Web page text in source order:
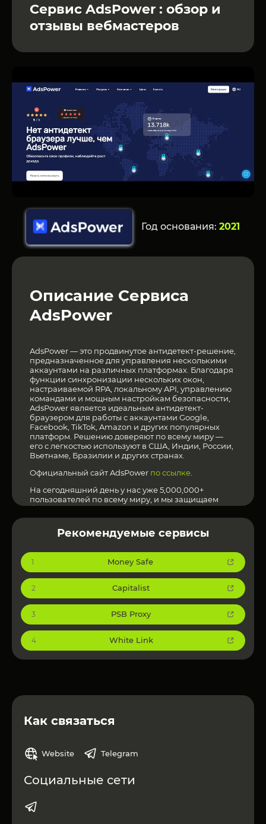
Сервис AdsPower : обзор и
отзывы вебмастеров
Год основания:2021
Описание Сервиса
AdsPower
AdsPower — это продвинутое антидетект-решение,
предназначенное для управления несколькими
аккаунтами на различных платформах. Благодаря
функции синхронизации нескольких окон,
настраиваемой RPA, локальному API, управлению
командами и мощным настройкам безопасности,
AdsPower является идеальным антидетект-
браузером для работы с аккаунтами Google,
Facebook, TikTok, Amazon и других популярных
платформ. Решению доверяют по всему миру —
его с легкостью используют в США, Индии, России,
Вьетнаме, Бразилии и других странах.
Официальный сайт AdsPower по ссылке
На сегодняшний день у нас уже 5,000,000+
пользователей по всему миру, и мы защищаем
более 200 миллионов отпечатков.
Рекомендуемые сервисы
1 Money Safe
2 Capitalist
3 PSB Proxy
4 White Link
Как связаться
Website Telegram
Социальные сети